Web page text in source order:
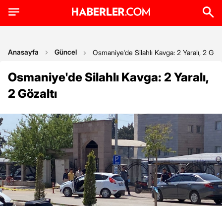
Anasayfa Güncel Osmaniye'de Silahlı Kavga: 2 Yaralı, 2
Osmaniye'de Silahlı Kavga: 2 Yaralı,
2 Gözaltı